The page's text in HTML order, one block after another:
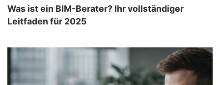
Was ist ein BIM-Berater? Ihr vollständiger
Leitfaden für 2025